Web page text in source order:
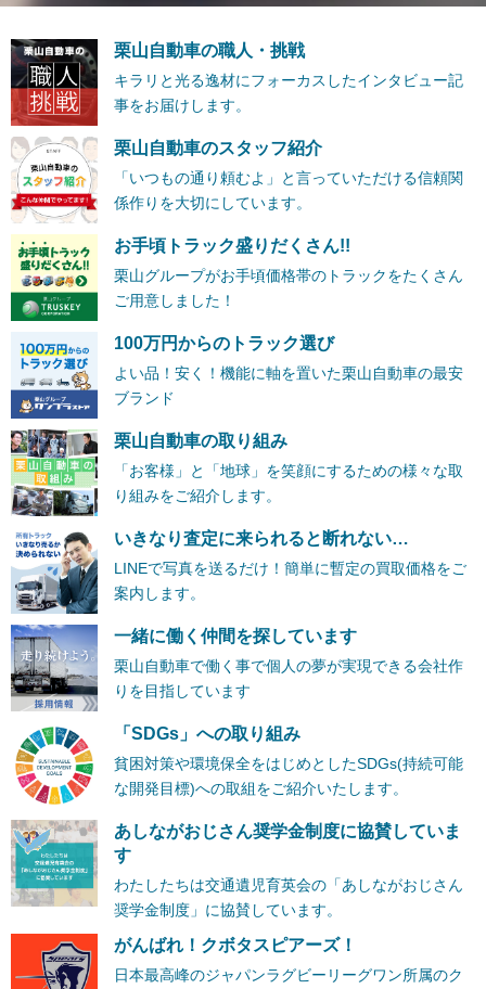
栗山自動車の職人・挑戦
キラリと光る逸材にフォーカスしたインタビュー記
事をお届けします。
栗山自動車のスタッフ紹介
「いつもの通り頼むよ」と言っていただける信頼関
係作りを大切にしています。
お手頃トラック盛りだくさん!!
栗山グループがお手頃価格帯のトラックをたくさん
ご用意しました！
100万円からのトラック選び
よい品！安く！機能に軸を置いた栗山自動車の最安
ブランド
栗山自動車の取り組み
「お客様」と「地球」を笑顔にするための様々な取
り組みをご紹介します。
いきなり査定に来られると断れない…
LINEで写真を送るだけ！簡単に暫定の買取価格をご
案内します。
一緒に働く仲間を探しています
栗山自動車で働く事で個人の夢が実現できる会社作
りを目指しています
「SDGs」への取り組み
貧困対策や環境保全をはじめとしたSDGs(持続可能
な開発目標)への取組をご紹介いたします。
あしながおじさん奨学金制度に協賛していま
す
わたしたちは交通遺児育英会の「あしながおじさん
奨学金制度」に協賛しています。
がんばれ！クボタスピアーズ！
日本最高峰のジャパンラグビーリーグワン所属のク